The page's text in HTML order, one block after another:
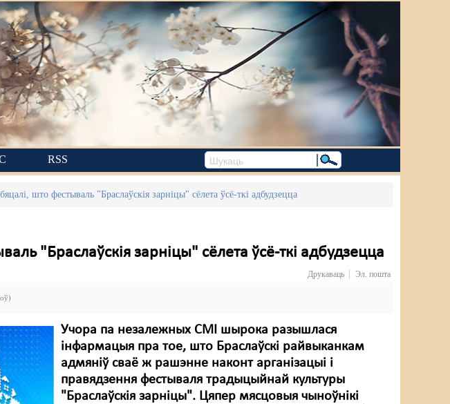
RSS
што фестываль "Браслаўскія зарніцы" сёлета ўсё-ткі адбудзецца
"Браслаўскія зарніцы" сёлета ўсё-ткі адбудзецца
Друкаваць Эл. пошта
Учора па незалежных СМІ шырока разышлася
інфармацыя пра тое, што Браслаўскі райвыканкам
адмяніў сваё ж рашэнне наконт арганізацыі і
правядзення фестываля традыцыйнай культуры
"Браслаўскія зарніцы". Цяпер мясцовыя чыноўнікі